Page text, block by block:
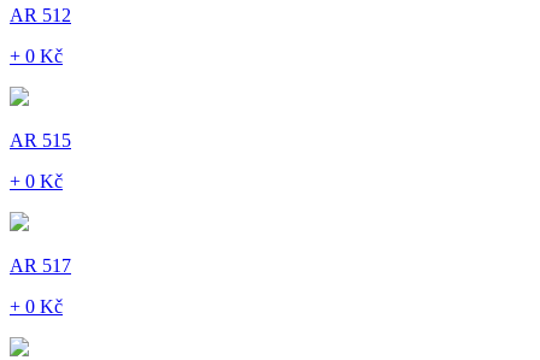
AR 512
+ 0 Kč
AR 515
+ 0 Kč
AR 517
+ 0 Kč